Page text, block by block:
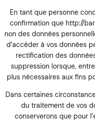
En tant que personne
confirmation que http://
non des données
d’accéder à vos données
rectification des
suppression lorsque,
plus nécessaires aux fins
Dans certaines
du traitement de vos
conserverons que pour